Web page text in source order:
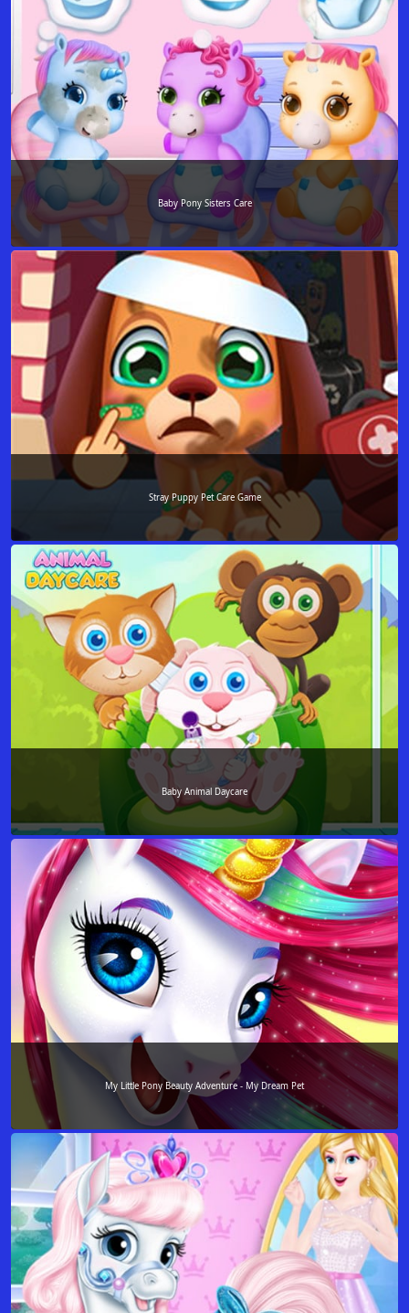
Baby Pony Sisters Care
Stray Puppy Pet Care Game
Baby Animal Daycare
My Little Pony Beauty Adventure - My Dream Pet